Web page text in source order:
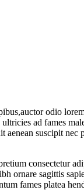
odio
ad fames
suscipit
consectetur
ornare sagittis
fames platea